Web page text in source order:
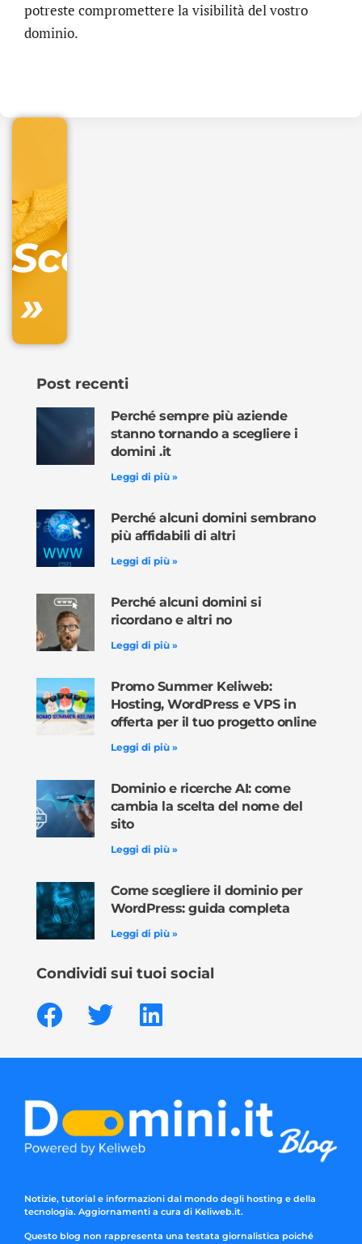
potreste compromettere la visibilità del vostro
dominio.
Scopri
»
Post recenti
Perché sempre più aziende
stanno tornando a scegliere i
domini .it
Leggi di più »
Perché alcuni domini sembrano
più affidabili di altri
Leggi di più »
Perché alcuni domini si
ricordano e altri no
Leggi di più »
Promo Summer Keliweb:
Hosting, WordPress e VPS in
offerta per il tuo progetto online
Leggi di più »
Dominio e ricerche AI: come
cambia la scelta del nome del
sito
Leggi di più »
Come scegliere il dominio per
WordPress: guida completa
Leggi di più »
Condividi sui tuoi social
Notizie, tutorial e informazioni dal mondo degli hosting e della
tecnologia. Aggiornamenti a cura di Keliweb.it.
Questo blog non rappresenta una testata giornalistica poiché